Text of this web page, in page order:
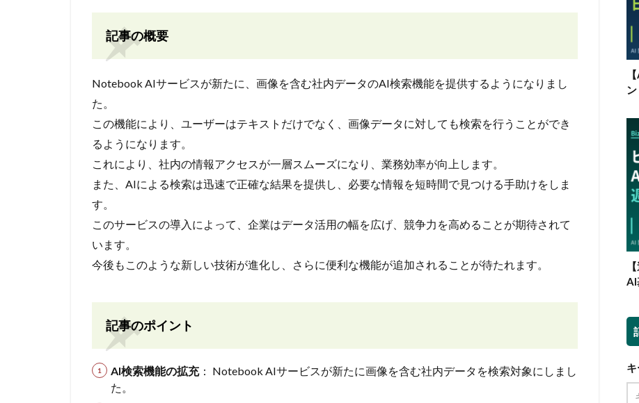
記事の概要
Notebook AIサービスが新たに、画像を含む社内データのAI検索機能を提供するようになりまし
た。
この機能により、ユーザーはテキストだけでなく、画像データに対しても検索を行うことができ
るようになります。
これにより、社内の情報アクセスが一層スムーズになり、業務効率が向上します。
また、AIによる検索は迅速で正確な結果を提供し、必要な情報を短時間で見つける手助けをしま
す。
このサービスの導入によって、企業はデータ活用の幅を広げ、競争力を高めることが期待されて
います。
今後もこのような新しい技術が進化し、さらに便利な機能が追加されることが待たれます。
記事のポイント
AI検索機能の拡充： Notebook AIサービスが新たに画像を含む社内データを検索対象にしまし
た。
AI